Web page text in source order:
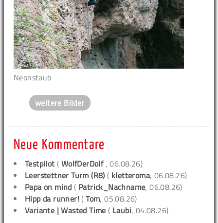
Neonstaub
weitere Bilder
Neue Kommentare
Testpilot ( WolfDerDolf , 06.08.26)
Leerstettner Turm (R8) ( kletteroma, 06.08.26)
Papa on mind ( Patrick_Nachname, 06.08.26)
Hipp da runner! (Tom, 05.08.26)
Variante | Wasted Time ( Laubi, 04.08.26)